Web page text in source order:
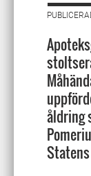
åldring